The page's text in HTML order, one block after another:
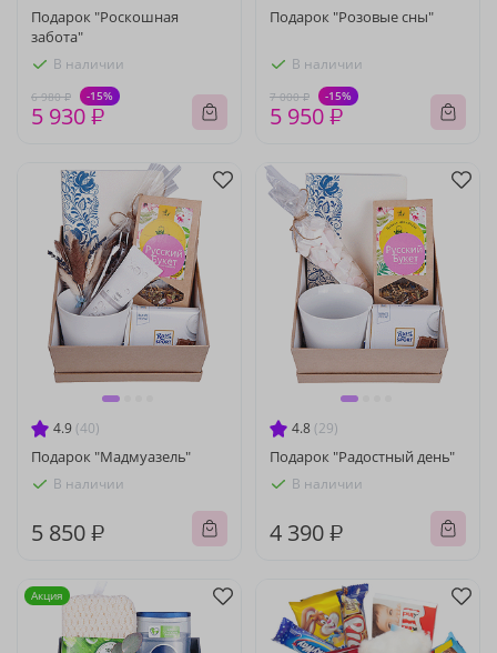
Подарок "Роскошная
забота"
В наличии
6 980 ₽ -15%
5 930 ₽
Подарок "Розовые сны"
В наличии
7 000 ₽ -15%
5 950 ₽
4.9 (40)
Подарок "Мадмуазель"
В наличии
5 850 ₽
4.8 (29)
Подарок "Радостный день"
В наличии
4 390 ₽
Акция